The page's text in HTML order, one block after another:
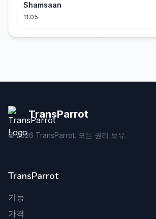
Shamsaan
11:05
TransParrot
©2026 TransParrot. 모든 권리 보유.
TransParrot
기능
가격